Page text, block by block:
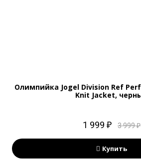
Олимпийка Jogel Division Ref
Knit Jacket,
1 999 ₽ 3 999 ₽
Купить